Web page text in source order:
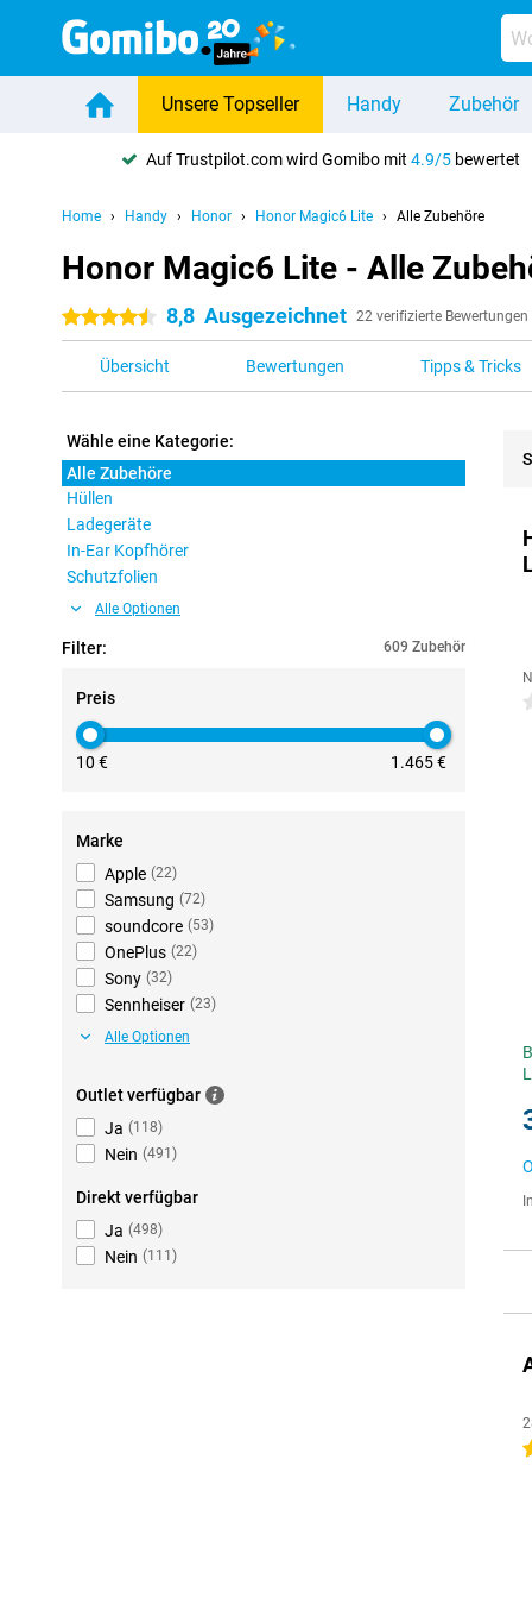
Unsere Topseller Handy Zubehör
Auf Trustpilot.com wird Gomibo mit4.9/5 bewertet
Home Handy Honor Honor Magic6 Lite Alle Zubehöre
Honor Magic6 Lite - Alle
4.5 Sterne 8,8 Ausgezeichnet 22 verifizierte Bewertungen
Übersicht Bewertungen Tipps & Tricks
Wähle eine Kategorie:
Alle Zubehöre
Hüllen
Ladegeräte
In-Ear Kopfhörer
Schutzfolien
Alle Optionen
Filter: 609 Zubehör
Preis
10 € 1.465 €
Marke
Apple (22)
Samsung (72)
soundcore (53)
OnePlus (22)
Sony (32)
Sennheiser (23)
Alle Optionen
Outlet verfügbar
Ja (118)
Nein (491 )
Direkt verfügbar
Ja (498)
Nein (111 )